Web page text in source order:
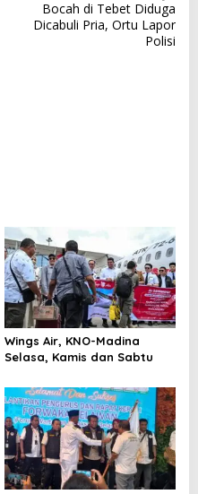
Bocah di Tebet Diduga
Dicabuli Pria, Ortu Lapor
Polisi
Wings Air, KNO-Madina
Selasa, Kamis dan Sabtu